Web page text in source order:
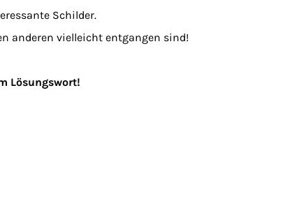
Schilder.​
anderen vielleicht entgangen sind!
Lösungswort!